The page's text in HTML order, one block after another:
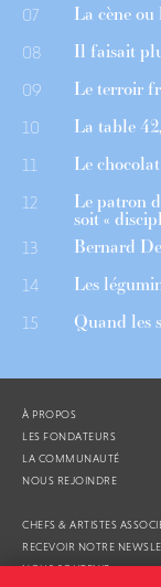
07 La cène
08 Il faisait
09 Le terroir
10 La table
11 Le
12 Le patron
soit «
13 Bernard
14 Les
15 Quand les
À PROPOS
LES FONDATEURS
LA COMMUNAUTÉ
NOUS REJOINDRE
CHEFS & ARTISTES
RECEVOIR NOTRE
NOUS SOUTENIR